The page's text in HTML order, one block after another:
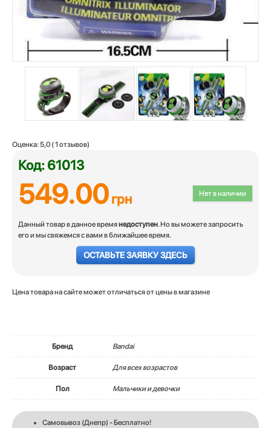
Оценка: 5,0 (1 отзывов)
Код: 61013
Нет в наличии
549.00грн
Данный товар в данное времянедоступен. Но вы можете запросить
его и мы свяжемся с вами в ближайшее время.
ОСТАВЬТЕ ЗАЯВКУ ЗДЕСЬ
Цена товара на сайте может отличаться от цены в магазине
Бренд Bandai
Возраст Для всех возрастов
Пол Мальчики и девочки
Самовывоз (Днепр) - Бесплатно!